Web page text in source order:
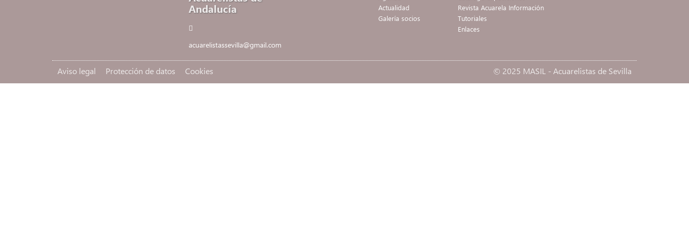
Andalucía
acuarelistassevilla@gmail.com
Actualidad
Galería socios
Revista Acuarela Información
Tutoriales
Enlaces
Aviso legal Protección de datos Cookies © 2025 MASIL - Acuarelistas de Sevilla